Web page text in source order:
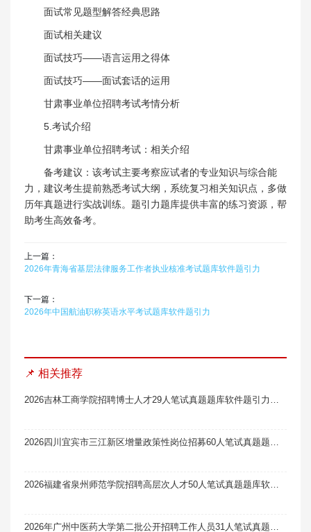
面试常见题型解答经典思路
面试相关建议
面试技巧——语言运用之得体
面试技巧——面试套话的运用
甘肃事业单位招聘考试考情分析
5.考试介绍
甘肃事业单位招聘考试：相关介绍
备考建议：该考试主要考察应试者的专业知识与综合能
力，建议考生提前熟悉考试大纲，系统复习相关知识点，多做
历年真题进行实战训练。题引力题库提供丰富的练习资源，帮
助考生高效备考。
上一篇：
2026年青海省基层法律服务工作者执业核准考试题库软件题引力
下一篇：
2026年中国航油职称英语水平考试题库软件题引力
📌 相关推荐